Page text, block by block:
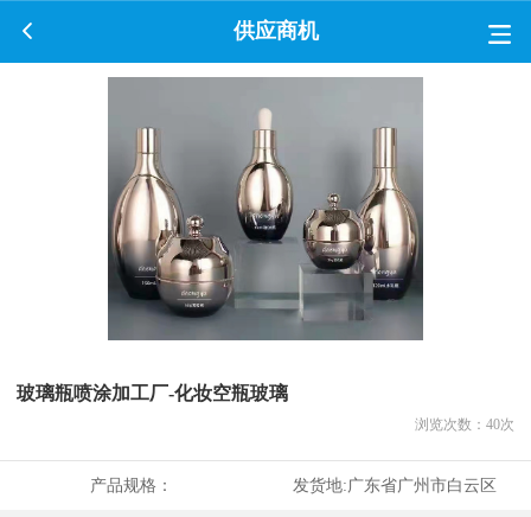
供应商机
玻璃瓶喷涂加工厂-化妆空瓶玻璃
浏览次数： 40次
产品规格： 发货地:广东省广州市白云区